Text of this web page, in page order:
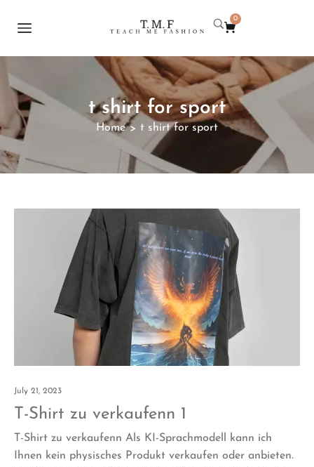
0
t shirt for sport
Home > t shirt for sport
July 21, 2023
T-Shirt zu verkaufenn 1
T-Shirt zu verkaufenn Als KI-Sprachmodell kann ich
Ihnen kein physisches Produkt verkaufen oder anbieten.